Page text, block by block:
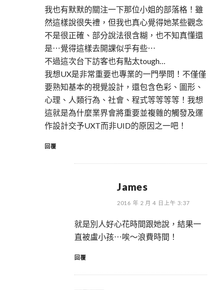
我也有默默的關注一下那位小姐的部落格！雖
然這樣說很失禮，但我也真心覺得她某些觀念
不是很正確、部分說法很含糊，也不知真懂還
是⋯覺得這樣去開課似乎有些⋯
不過這次台下訪客也有點太tough…
我想UX是非常重要也專業的一門學問！不僅僅
要熟知基本的視覺設計，還包含色彩、圖形、
心理、人類行為、社會、程式等等等等！我想
這就是為什麼業界會將重要並複雜的觸發及運
作設計交予UXT而非UID的原因之一吧！
回覆
James
2016 年 2 月 4 日上午 3:37
就是別人好心花時間跟她說，結果一
直被盧小孩⋯唉～浪費時間！
回覆